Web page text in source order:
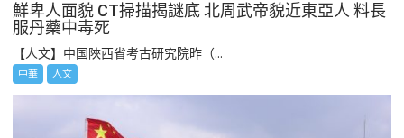
鮮卑人面貌 CT掃描揭謎底 北周武帝貌近東亞人 料長
服丹藥中毒死
【人文】中国陜西省考古研究院昨（...
中華 人文